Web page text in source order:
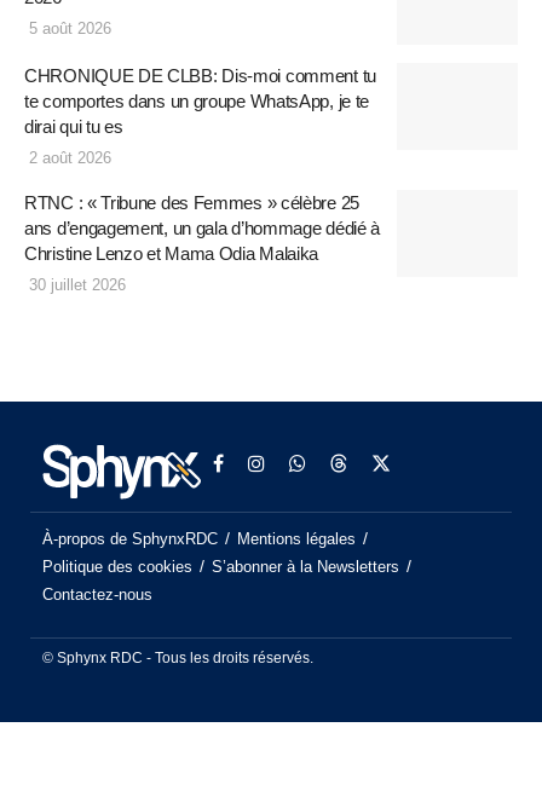
5 août 2026
CHRONIQUE DE CLBB: Dis-moi comment tu
te comportes dans un groupe WhatsApp, je te
dirai qui tu es
2 août 2026
RTNC : « Tribune des Femmes » célèbre 25
ans d’engagement, un gala d’hommage dédié à
Christine Lenzo et Mama Odia Malaika
30 juillet 2026
À-propos de SphynxRDC
Mentions légales
Politique des cookies
S’abonner à la Newsletters
Contactez-nous
© Sphynx RDC - Tous les droits réservés.